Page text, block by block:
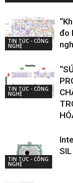
TIN TỨC - CÔNG
NGHỆ
đo
TIN TỨC - CÔNG
NGHỆ
TIN TỨC - CÔNG
NGHỆ